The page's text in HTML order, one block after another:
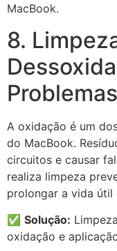
MacBook.
8.
A oxidação é um
do MacBook.
circuitos e causar
realiza limpeza
prolongar a vida útil
✅ Solução:
oxidação e